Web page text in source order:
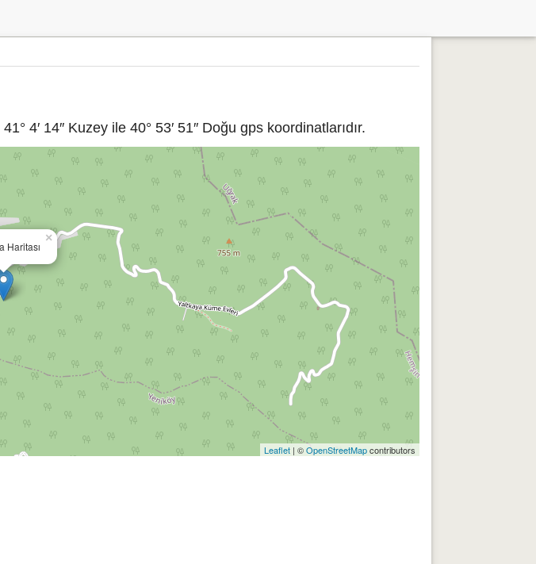
4′ 14″ Kuzey ile 40° 53′ 51″ Doğu gps koordinatlarıdır.
Haritası
×
Leaflet | ©OpenStreetMapcontributors